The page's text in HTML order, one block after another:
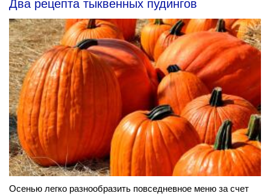
Два рецепта тыквенных пудингов
Осенью легко разнообразить повседневное меню за счет